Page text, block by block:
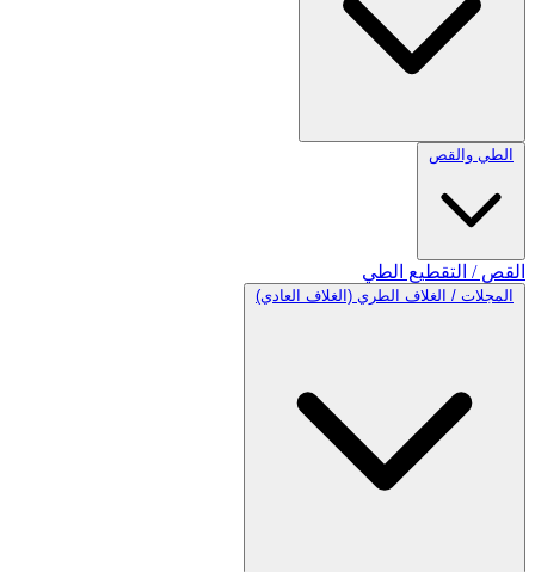
الطي والقص
القص / التقطيع الطي
المجلات / الغلاف الطري (الغلاف العادي)